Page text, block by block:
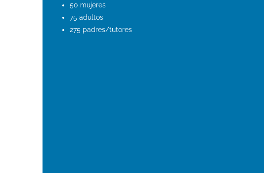
50 mujeres
75 adultos
275 padres/tutores